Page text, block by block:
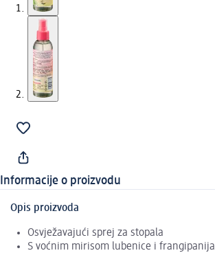
Informacije o proizvodu
Opis proizvoda
Osvježavajući sprej za stopala
S voćnim mirisom lubenice i frangipanija